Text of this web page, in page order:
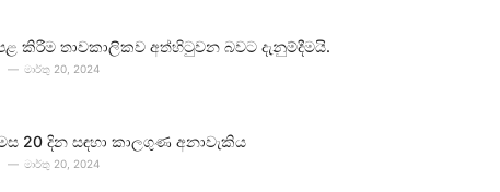
කිරීම තාවකාලිකව අත්හිටුවන බවට දැනුම්දීමයි.
මාර්තු 20, 2024
20 දින සඳහා කාලගුණ අනාවැකිය
මාර්තු 20, 2024